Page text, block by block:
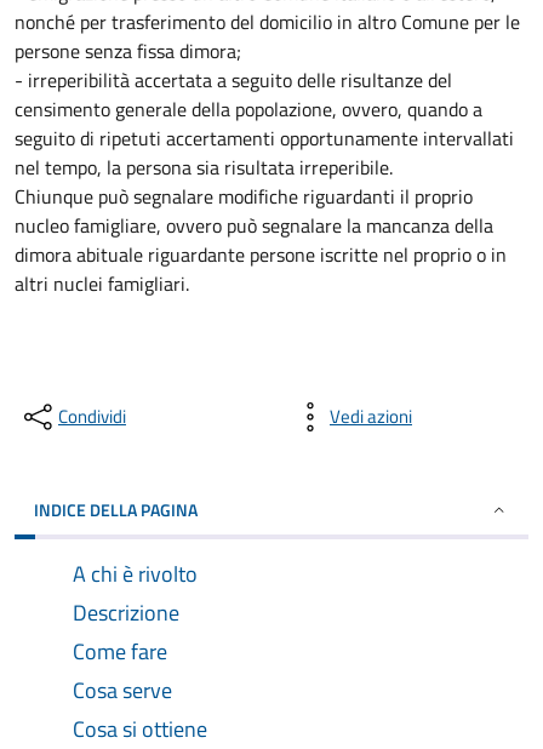
nonché per trasferimento del domicilio in altro Comune per le
persone senza fissa dimora;
- irreperibilità accertata a seguito delle risultanze del
censimento generale della popolazione, ovvero, quando a
seguito di ripetuti accertamenti opportunamente intervallati
nel tempo, la persona sia risultata irreperibile.
Chiunque può segnalare modifiche riguardanti il proprio
nucleo famigliare, ovvero può segnalare la mancanza della
dimora abituale riguardante persone iscritte nel proprio o in
altri nuclei famigliari.
Condividi Vedi azioni
INDICE DELLA PAGINA
A chi è rivolto
Descrizione
Come fare
Cosa serve
Cosa si ottiene